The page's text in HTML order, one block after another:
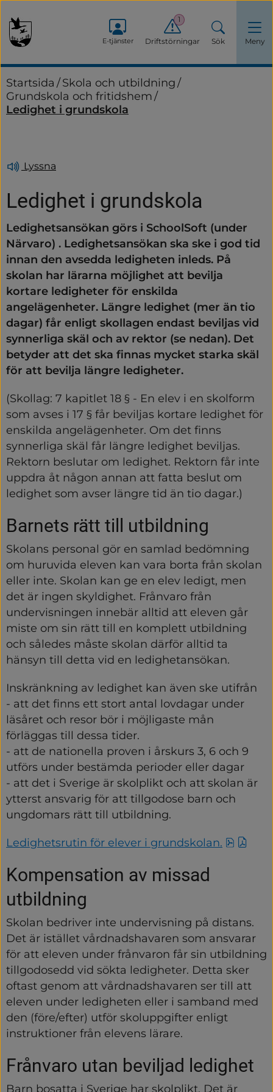
E-tjänster Driftstörningar
1
Sök Meny
Startsida /Skola och utbildning/
Grundskola och fritidshem/
Ledighet i grundskola
Lyssna
Ledighet i grundskola
Ledighetsansökan görs i SchoolSoft (under
Närvaro) . Ledighetsansökan ska ske i god tid
innan den avsedda ledigheten inleds. På
skolan har lärarna möjlighet att bevilja
kortare ledigheter för enskilda
angelägenheter. Längre ledighet (mer än tio
dagar) får enligt skollagen endast beviljas vid
synnerliga skäl och av rektor (se nedan). Det
betyder att det ska finnas mycket starka skäl
för att bevilja längre ledigheter.
(Skollag: 7 kapitlet 18 § - En elev i en skolform
som avses i 17 § får beviljas kortare ledighet för
enskilda angelägenheter. Om det finns
synnerliga skäl får längre ledighet beviljas.
Rektorn beslutar om ledighet. Rektorn får inte
uppdra åt någon annan att fatta beslut om
ledighet som avser längre tid än tio dagar.)
Barnets rätt till utbildning
Skolans personal gör en samlad bedömning
om huruvida eleven kan vara borta från skolan
eller inte. Skolan kan ge en elev ledigt, men
det är ingen skyldighet. Frånvaro från
undervisningen innebär alltid att eleven går
miste om sin rätt till en komplett utbildning
och således måste skolan därför alltid ta
hänsyn till detta vid en ledighetansökan.
Inskränkning av ledighet kan även ske utifrån
- att det finns ett stort antal lovdagar under
läsåret och resor bör i möjligaste mån
förläggas till dessa tider.
- att de nationella proven i årskurs 3, 6 och 9
utförs under bestämda perioder eller dagar
- att det i Sverige är skolplikt och att skolan är
ytterst ansvarig för att tillgodose barn och
ungdomars rätt till utbildning.
Ledighetsrutin för elever i grundskolan. pdf,
Kompensation av missad
utbildning
Skolan bedriver inte undervisning på distans.
Det är istället vårdnadshavaren som ansvarar
för att eleven under frånvaron får sin utbildning
tillgodosedd vid sökta ledigheter. Detta sker
oftast genom att vårdnadshavaren ser till att
eleven under ledigheten eller i samband med
den (före/efter) utför skoluppgifter enligt
instruktioner från elevens lärare.
Frånvaro utan beviljad ledighet
Barn bosatta i Sverige har skolplikt. Det är